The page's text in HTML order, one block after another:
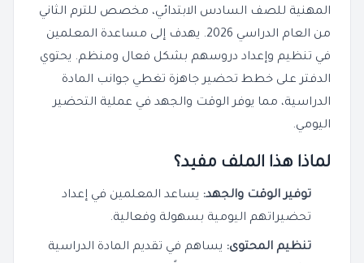
المهنية للصف السادس الابتدائي، مخصص للترم الثاني
من العام الدراسي 2026. يهدف إلى مساعدة المعلمين
في تنظيم وإعداد دروسهم بشكل فعال ومنظم. يحتوي
الدفتر على خطط تحضير جاهزة تغطي جوانب المادة
الدراسية، مما يوفر الوقت والجهد في عملية التحضير
اليومي.
لماذا هذا الملف مفيد؟
توفير الوقت والجهد: يساعد المعلمين في إعداد
تحضيراتهم اليومية بسهولة وفعالية.
تنظيم المحتوى: يساهم في تقديم المادة الدراسية